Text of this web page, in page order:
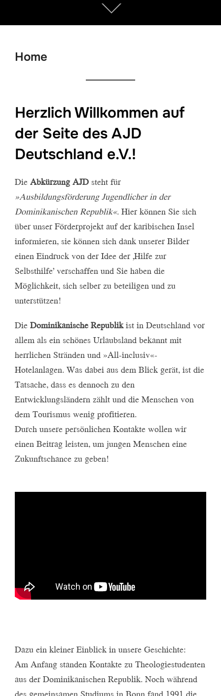
Zum
Inhalt
Home
Herzlich Willkommen auf
der Seite des AJD
Deutschland e.V.!
DieAbkürzung AJD steht für
»Ausbildungsförderung Jugendlicher in der
Dominikanischen Republik«. Hier können Sie sich
über unser Förderprojekt auf der karibischen Insel
informieren, sie können sich dank unserer Bilder
einen Eindruck von der Idee der ‚Hilfe zur
Selbsthilfe’ verschaffen und Sie haben die
Möglichkeit, sich selber zu beteiligen und zu
unterstützen!
DieDominikanische Republikist in Deutschland vor
allem als ein schönes Urlaubsland bekannt mit
herrlichen Stränden und »All-inclusiv«-
Hotelanlagen. Was dabei aus dem Blick gerät, ist die
Tatsache, dass es dennoch zu den
Entwicklungsländern zählt und die Menschen von
dem Tourismus wenig profitieren.
Durch unsere persönlichen Kontakte wollen wir
einen Beitrag leisten, um jungen Menschen eine
Zukunftschance zu geben!
Dazu ein kleiner Einblick in unsere Geschichte:
Am Anfang standen Kontakte zu Theologiestudenten
aus der Dominikanischen Republik. Noch während